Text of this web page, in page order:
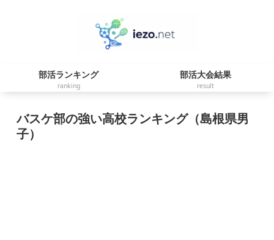
部活ランキング
ranking
部活大会結果
result
バスケ部の強い高校ランキング（島根県男
子）